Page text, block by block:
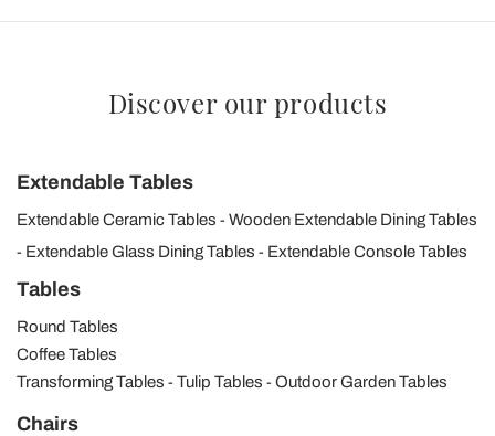
Discover our products
Extendable Tables
Extendable Ceramic Tables
Wooden Extendable Dining Tables
Extendable Glass Dining Tables
Extendable Console Tables
Tables
Round Tables
Coffee Tables
Transforming Tables
Tulip Tables Outdoor Garden Tables
Chairs